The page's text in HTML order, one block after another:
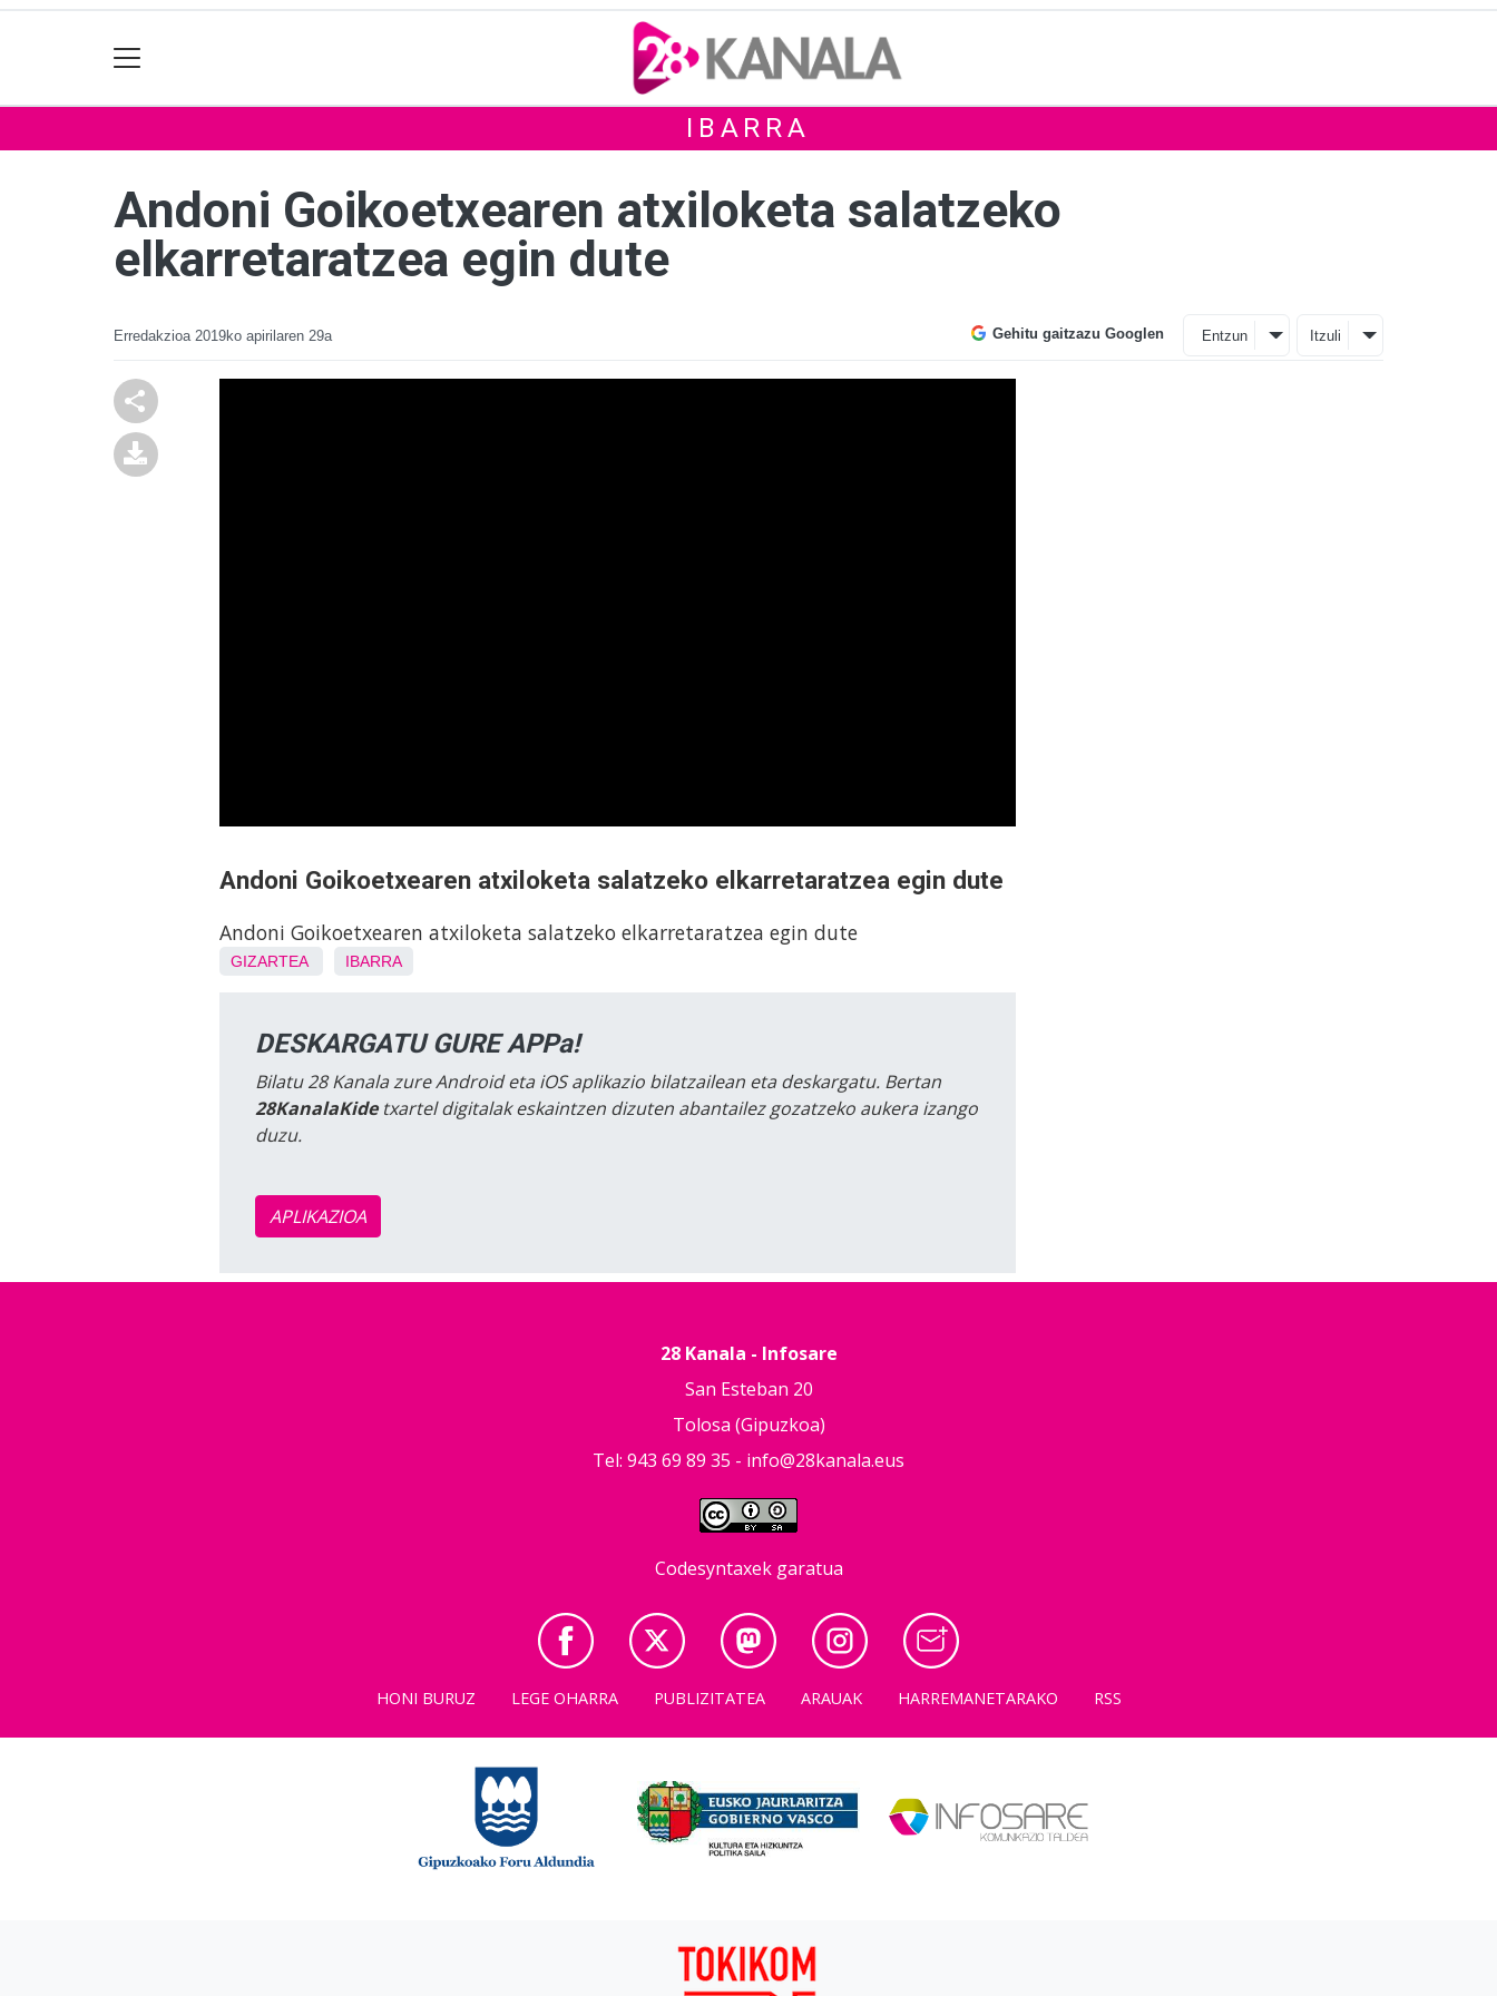
IBARRA
Andoni Goikoetxearen atxiloketa salatzeko
elkarretaratzea egin dute
Erredakzioa 2019ko apirilaren 29a Gehitu gaitzazu Googlen Entzun Itzuli
Andoni Goikoetxearen atxiloketa salatzeko elkarretaratzea egin dute
Andoni Goikoetxearen atxiloketa salatzeko elkarretaratzea egin dute
GIZARTEA IBARRA
DESKARGATU GURE APPa!
Bilatu 28 Kanala zure Android eta iOS aplikazio bilatzailean eta deskargatu. Bertan
28KanalaKidetxartel digitalak eskaintzen dizuten abantailez gozatzeko aukera izango
duzu.
APLIKAZIOA
28 Kanala - Infosare
San Esteban 20
Tolosa (Gipuzkoa)
Tel: 943 69 89 35 - info@28kanala.eus
Codesyntaxek garatua
HONI BURUZ LEGE OHARRA PUBLIZITATEA ARAUAK HARREMANETARAKO RSS